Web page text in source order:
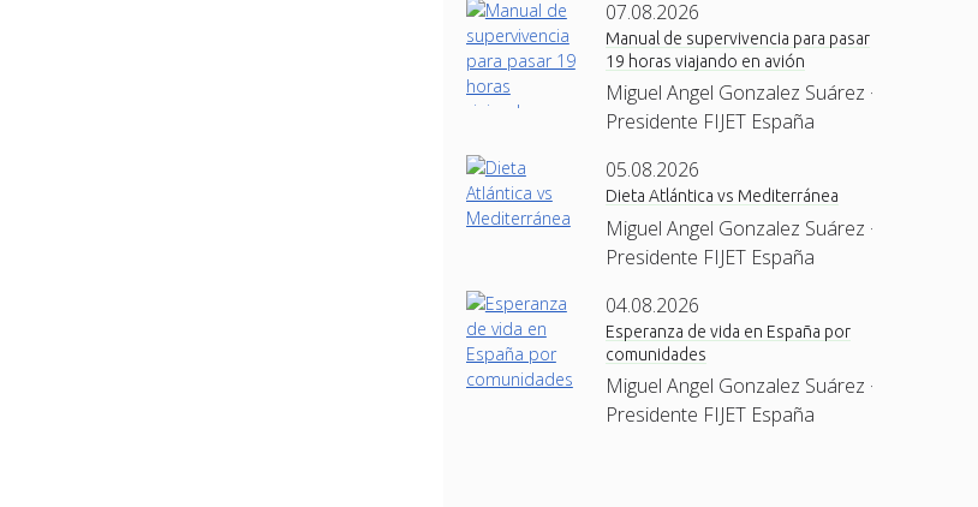
07.08.2026
Manual de supervivencia para pasar
19 horas viajando en avión
Miguel Angel Gonzalez Suárez ·
Presidente FIJET España
05.08.2026
Dieta Atlántica vs Mediterránea
Miguel Angel Gonzalez Suárez ·
Presidente FIJET España
04.08.2026
Esperanza de vida en España por
comunidades
Miguel Angel Gonzalez Suárez ·
Presidente FIJET España